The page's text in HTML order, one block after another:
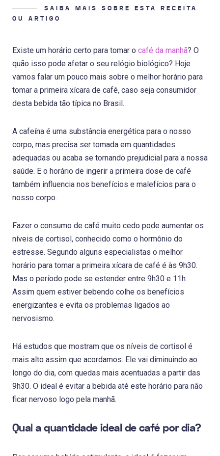
SAIBA MAIS SOBRE ESTA RECEITA
OU ARTIGO
Existe um horário certo para tomar o café da manhã? O
quão isso pode afetar o seu relógio biológico? Hoje
vamos falar um pouco mais sobre o melhor horário para
tomar a primeira xícara de café, caso seja consumidor
desta bebida tão típica no Brasil.
A cafeína é uma substância energética para o nosso
corpo, mas precisa ser tomada em quantidades
adequadas ou acaba se tornando prejudicial para a nossa
saúde. E o horário de ingerir a primeira dose de café
também influencia nos benefícios e malefícios para o
nosso corpo.
Fazer o consumo de café muito cedo pode aumentar os
níveis de cortisol, conhecido como o hormônio do
estresse. Segundo alguns especialistas o melhor
horário para tomar a primeira xícara de café é às 9h30.
Mas o período pode se estender entre 9h30 e 11h.
Assim quem estiver bebendo colhe os benefícios
energizantes e evita os problemas ligados ao
nervosismo.
Há estudos que mostram que os níveis de cortisol é
mais alto assim que acordamos. Ele vai diminuindo ao
longo do dia, com quedas mais acentuadas a partir das
9h30. O ideal é evitar a bebida até este horário para não
ficar nervoso logo pela manhã.
Qual a quantidade ideal de café por dia?